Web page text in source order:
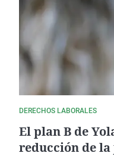
DERECHOS LABORALES
El plan B de
reducción de